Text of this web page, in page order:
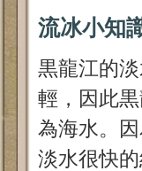
流冰小知
黒龍江的
輕，因此
為海水。
淡水很快